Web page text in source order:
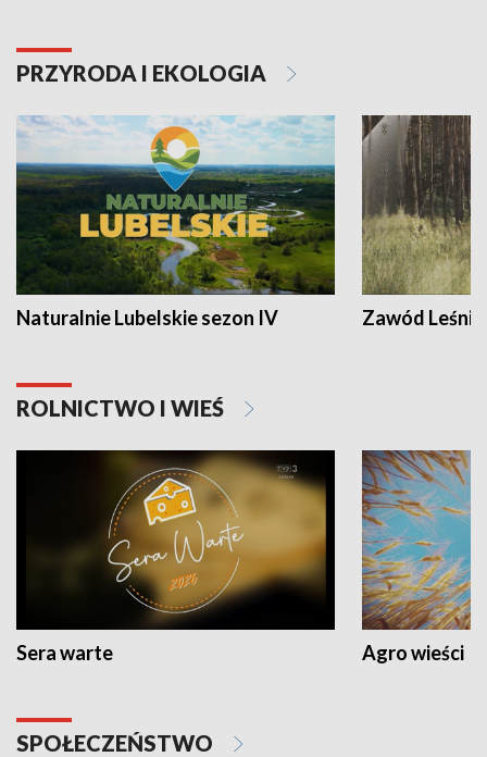
PRZYRODA I EKOLOGIA
Naturalnie Lubelskie sezon IV Zawód Leśnik
ROLNICTWO I WIEŚ
Sera warte Agro wieści
SPOŁECZEŃSTWO